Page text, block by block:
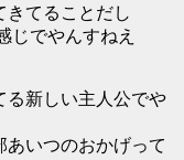
きてることだし
じでやんすねえ
る新しい主人公でや
あいつのおかげって